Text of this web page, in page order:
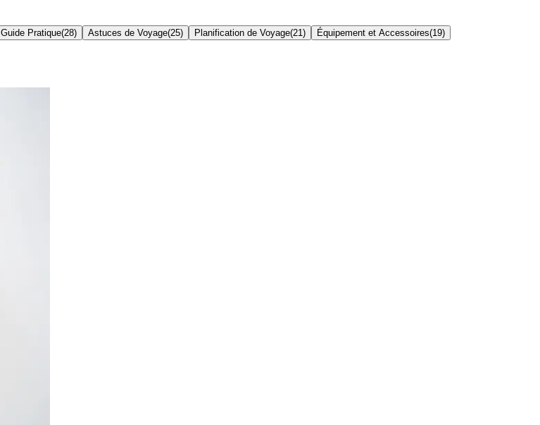
Guide Pratique(28) Astuces de Voyage(25) Planification de Voyage(21 ) Équipement et Accessoires(19)